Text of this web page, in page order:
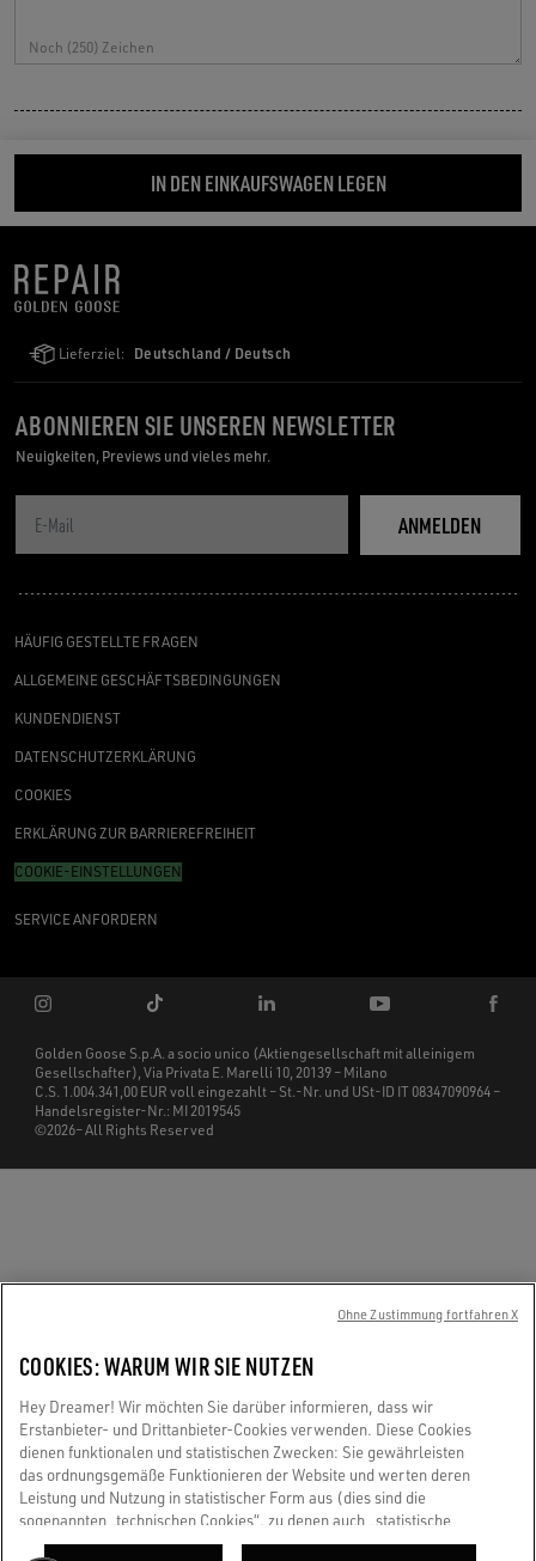
Noch (250) Zeichen
IN DEN EINKAUFSWAGEN LEGEN
Lieferziel: Deutschland / Deutsch
HÄUFIG GESTELLTE FRAGEN
ALLGEMEINE GESCHÄFTSBEDINGUNGEN
KUNDENDIENST
DATENSCHUTZERKLÄRUNG
COOKIES
ERKLÄRUNG ZUR BARRIEREFREIHEIT
COOKIE-EINSTELLUNGEN
SERVICE ANFORDERN
ABONNIEREN SIE UNSEREN NEWSLETTER
Neuigkeiten, Previews und vieles mehr.
ANMELDEN
Golden Goose S.p.A. a socio unico (Aktiengesellschaft mit alleinigem
Gesellschafter), Via Privata E. Marelli 10, 20139 – Milano
C.S. 1.004.341,00 EUR voll eingezahlt – St.-Nr. und USt-ID IT 08347090964 –
Handelsregister-Nr.: MI 2019545
©2026– All Rights Reserved
COOKIES: WARUM WIR SIE NUTZEN
Hey Dreamer! Wir möchten Sie darüber informieren, dass wir
Erstanbieter- und Drittanbieter-Cookies verwenden. Diese Cookies
dienen funktionalen und statistischen Zwecken: Sie gewährleisten
das ordnungsgemäße Funktionieren der Website und werten deren
Leistung und Nutzung in statistischer Form aus (dies sind die
sogenannten „technischen Cookies“, zu denen auch „statistische
Cookies“ gehören). Darüber hinaus verwenden wir – nur mit Ihrer
Ohne Zustimmung fortfahren X